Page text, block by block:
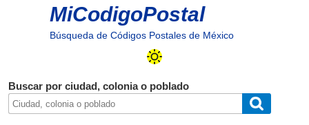
MiCodigoPostal
Búsqueda de Códigos Postales de México
Buscar por ciudad, colonia o poblado